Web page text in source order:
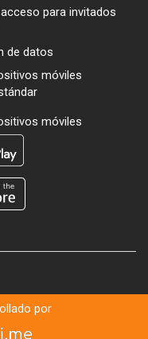
para invitados
de datos
móviles
móviles
por